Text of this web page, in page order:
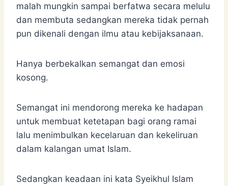
malah mungkin sampai berfatwa secara melulu
dan membuta sedangkan mereka tidak pernah
pun dikenali dengan ilmu atau kebijaksanaan.
Hanya berbekalkan semangat dan emosi
kosong.
Semangat ini mendorong mereka ke hadapan
untuk membuat ketetapan bagi orang ramai
lalu menimbulkan kecelaruan dan kekeliruan
dalam kalangan umat Islam.
Sedangkan keadaan ini kata Syeikhul Islam